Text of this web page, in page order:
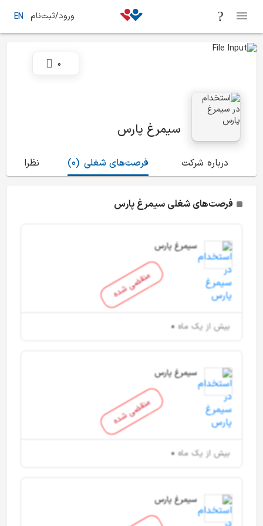
ورود/ثبت‌نام EN
سیمرغ پارس
0
درباره شرکت (0) فرصت‌های شغلی نظرات
فرصت‌های شغلی سیمرغ پارس
منقضی شده
سیمرغ پارس
بیش از یک ماه
منقضی شده
سیمرغ پارس
بیش از یک ماه
سیمرغ پارس